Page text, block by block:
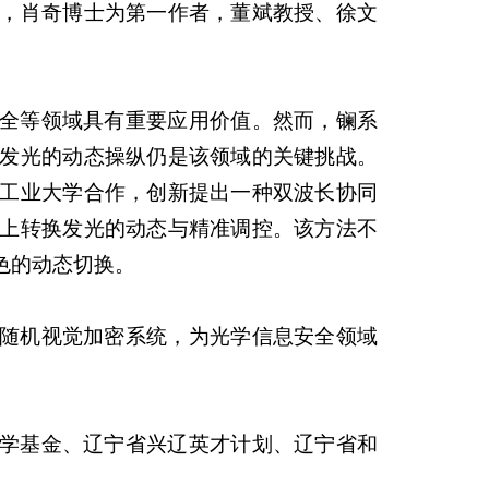
肖奇博士为第一作者，董斌教授、徐文
等领域具有重要应用价值。然而，镧系
光的动态操纵仍是该领域的关键挑战。
业大学合作，创新提出一种双波长协同
转换发光的动态与精准调控。该方法不
动态切换。
机视觉加密系统，为光学信息安全领域
基金、辽宁省兴辽英才计划、辽宁省和